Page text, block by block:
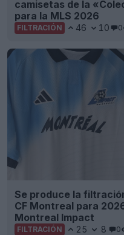
camisetas de la
para la MLS 2026
FILTRACIÓN 46 10 0
Se produce la
CF Montreal para
Montreal Impact
FILTRACIÓN 25 8 0